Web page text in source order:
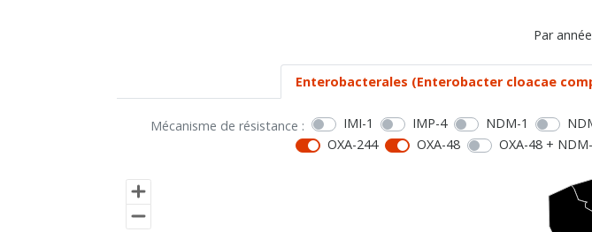
Par
Enterobacterales (Enterobacter cloacae
Mécanisme de résistance : IMI-1 IMP-4 NDM-1
OXA-244
OXA-48 OXA-48 +